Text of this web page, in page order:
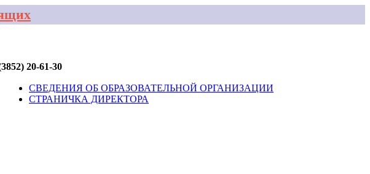
20-61-30
СВЕДЕНИЯ ОБ ОБРАЗОВАТЕЛЬНОЙ ОРГАНИЗАЦИИ
СТРАНИЧКА ДИРЕКТОРА